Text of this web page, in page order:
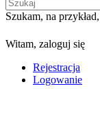
Szukam, na przykład,
Witam, zaloguj się
Rejestracja
Logowanie